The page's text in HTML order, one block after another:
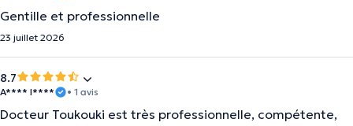
Gentille et professionnelle
23 juillet 2026
8.7
A**** I**** • 1 avis
Docteur Toukouki est très professionnelle, compétente,